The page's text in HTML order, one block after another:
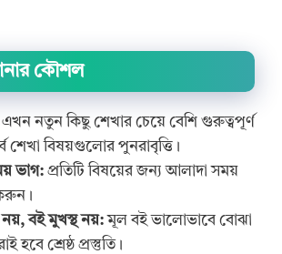
কৌশল
এখন নতুন কিছু শেখার চেয়ে বেশি গুরুত্বপূর্ণ
শেখা বিষয়গুলোর পুনরাবৃত্তি।
ভাগ: প্রতিটি বিষয়ের জন্য আলাদা সময়
বই মুখস্থ নয়:মূল বই ভালোভাবে বোঝা
হবে শ্রেষ্ঠ প্রস্তুতি।